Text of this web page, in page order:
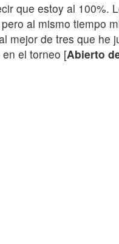
que estoy al 100%.
al mismo tiempo
mejor de tres que he
el torneo [Abierto